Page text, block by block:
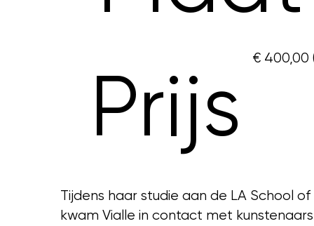
Prijs
€ 400,00
Tijdens haar studie aan de LA School
kwam Vialle in contact met